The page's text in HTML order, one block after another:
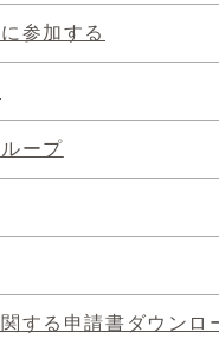
参加する
ープ
する申請書ダウンロ